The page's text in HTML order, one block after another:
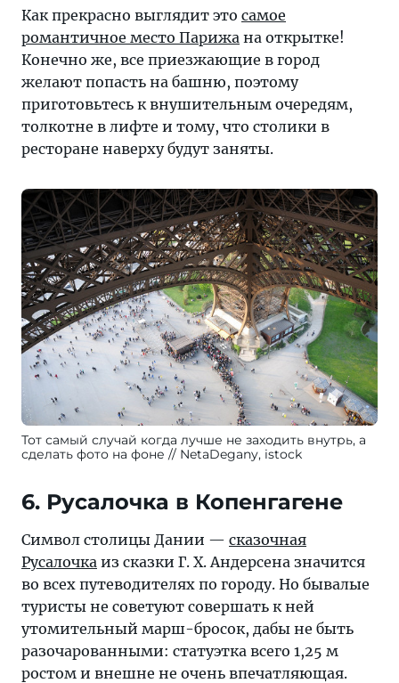
Как прекрасно выглядит это самое
романтичное место Парижа на открытке!
Конечно же, все приезжающие в город
желают попасть на башню, поэтому
приготовьтесь к внушительным очередям,
толкотне в лифте и тому, что столики в
ресторане наверху будут заняты.
Тот самый случай когда лучше не заходить внутрь, а
сделать фото на фоне
NetaDegany, istock
6. Русалочка в Копенгагене
Символ столицы Дании — сказочная
Русалочка из сказки Г. Х. Андерсена значится
во всех путеводителях по городу. Но бывалые
туристы не советуют совершать к ней
утомительный марш-бросок, дабы не быть
разочарованными: статуэтка всего 1,25 м
ростом и внешне не очень впечатляющая.